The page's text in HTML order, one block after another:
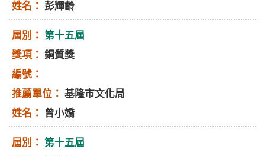
彭輝齡
第十五屆
銅質獎
基隆市文化局
曾小嬌
第十五屆